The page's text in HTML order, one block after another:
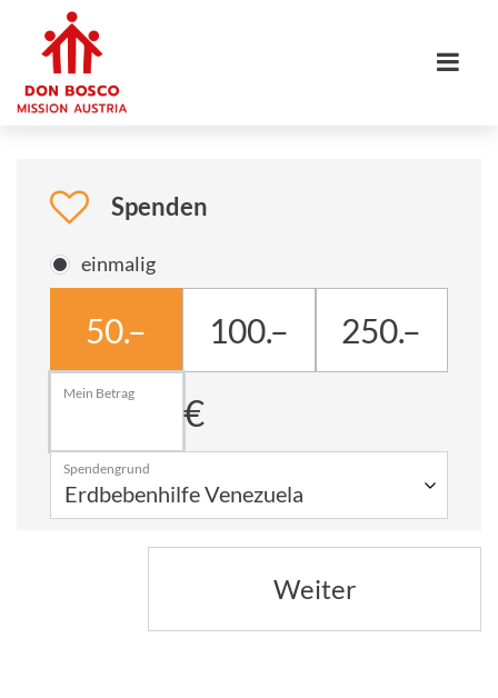
Spenden
einmalig
50.– 100.– 250.–
Mein Betrag €
Spendengrund